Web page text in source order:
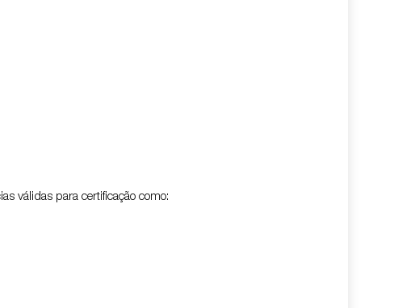
válidas para certificação como: